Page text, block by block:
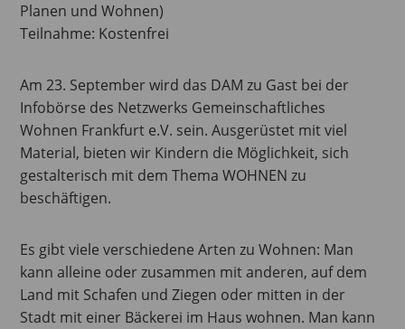
Planen und Wohnen)
Teilnahme: Kostenfrei
Am 23. September wird das DAM zu Gast bei der
Infobörse des Netzwerks Gemeinschaftliches
Wohnen Frankfurt e.V. sein. Ausgerüstet mit viel
Material, bieten wir Kindern die Möglichkeit, sich
gestalterisch mit dem Thema WOHNEN zu
beschäftigen.
Es gibt viele verschiedene Arten zu Wohnen: Man
kann alleine oder zusammen mit anderen, auf dem
Land mit Schafen und Ziegen oder mitten in der
Stadt mit einer Bäckerei im Haus wohnen. Man kann